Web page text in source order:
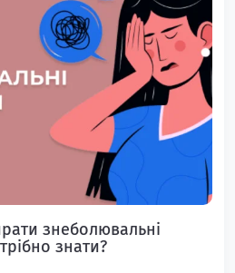
знеболювальні
знати?